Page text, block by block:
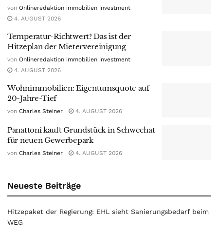
von Onlineredaktion immobilien investment
4. AUGUST 2026
Temperatur-Richtwert? Das ist der
Hitzeplan der Mietervereinigung
von Onlineredaktion immobilien investment
4. AUGUST 2026
Wohnimmobilien: Eigentumsquote auf
20-Jahre-Tief
von Charles Steiner 4. AUGUST 2026
Panattoni kauft Grundstück in Schwechat
für neuen Gewerbepark
von Charles Steiner 4. AUGUST 2026
Neueste Beiträge
Hitzepaket der Regierung: EHL sieht Sanierungsbedarf beim
WEG